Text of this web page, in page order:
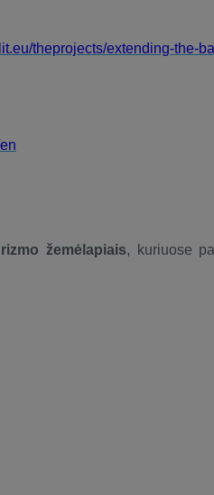
theprojects/extending-the-
žemėlapiais, kuriuose